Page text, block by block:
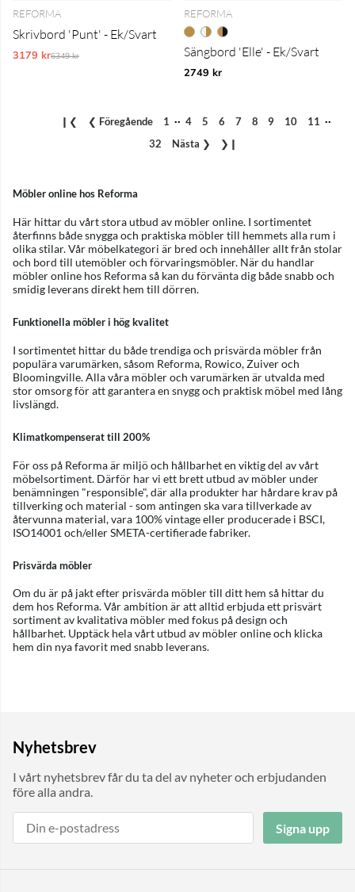
REFORMA
Skrivbord 'Punt' - Ek/Svart
3179 krOrdinarie pris:
6349 kr
REFORMA
Sängbord 'Elle' - Ek/Svart
2749 kr
❙❮ ❮ Föregående 1 .. 4 5 6 7 8 9 10 11 ..
32 Nästa ❯ ❯❙
Möbler online hos Reforma
Här hittar du vårt stora utbud av möbler online. I sortimentet
återfinns både snygga och praktiska möbler till hemmets alla rum i
olika stilar. Vår möbelkategori är bred och innehåller allt från stolar
och bord till utemöbleroch förvaringsmöbler. När du handlar
möbler online hos Reforma så kan du förvänta dig både snabb och
smidig leverans direkt hem till dörren.
Funktionella möbler i hög kvalitet
I sortimentet hittar du både trendiga och prisvärda möbler från
populära varumärken, såsom Reforma, Rowico,Zuiveroch
Bloomingville. Alla våra möbler och varumärken är utvalda med
stor omsorg för att garantera en snygg och praktisk möbel med lång
livslängd.
Klimatkompenserat till 200%
För oss på Reforma är miljö och hållbarhet en viktig del av vårt
möbelsortiment. Därför har vi ett brett utbud av möbler under
benämningen "responsible", där alla produkter har hårdare krav på
tillverking och material - som antingen ska vara tillverkade av
återvunna material, vara 100% vintage eller producerade i BSCI,
ISO14001 och/eller SMETA-certifierade fabriker.
Prisvärda möbler
Om du är på jakt efter prisvärda möbler till ditt hem så hittar du
dem hos Reforma. Vår ambition är att alltid erbjuda ett prisvärt
sortiment av kvalitativa möbler med fokus på design och
hållbarhet. Upptäck hela vårt utbud av möbler online och klicka
hem din nya favorit med snabb leverans.
Nyhetsbrev
I vårt nyhetsbrev får du ta del av nyheter och erbjudanden
före alla andra.
Signa upp